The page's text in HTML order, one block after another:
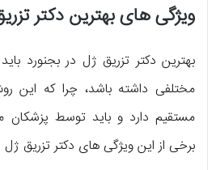
ویژگی های بهترین دکتر
بهترین دکتر تزریق ژل در بجنورد
مختلفی داشته باشد، چرا که این
مستقیم دارد و باید توسط پزشکان
برخی از این ویژگی های دکتر تزریق